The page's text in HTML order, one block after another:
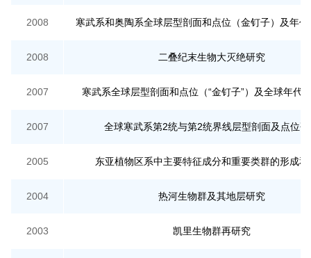
2008 寒武系和奥陶系全球层型剖面和点位（金钉子）及年
2008 二叠纪末生物大灭绝研究
2007 寒武系全球层型剖面和点位（“金钉子”）及全球年代
2007 全球寒武系第2统与第2统界线层型剖面及点位
2005 东亚植物区系中主要特征成分和重要类群的形成和
2004 热河生物群及其地层研究
2003 凯里生物群再研究